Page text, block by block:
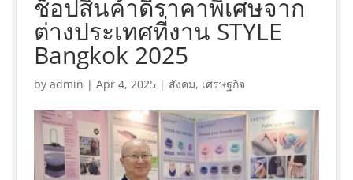
ช็อปสินค้าดีราคาพิเศษจาก
ต่างประเทศที่งาน STYLE
Bangkok 2025
by admin | Apr 4, 2025| สังคม, เศรษฐกิจ